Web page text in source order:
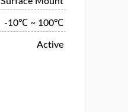
-10℃ ~ 100℃
Active